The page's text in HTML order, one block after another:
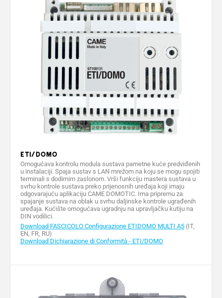
ETI/DOMO
Omogućava kontrolu modula sustava pametne kuće predviđenih
u instalaciji. Spaja sustav s LAN mrežom na koju se mogu spojiti
terminali s dodirnim zaslonom. Vrši funkciju mastera sustava u
svrhu kontrole sustava preko prijenosnih uređaja koji imaju
odgovarajuću aplikaciju CAME DOMOTIC. Ima pripremu za
spajanje sustava na oblak u svrhu daljinske kontrole ugrađenih
uređaja. Kućište omogućava ugradnju na upravljačku kutiju na
DIN vodilici.
Download FASCICOLO Configurazione ETIDOMO MULTI A5 (IT,
EN, FR, RU)
Download Dichiarazione di Conformità - ETI/DOMO